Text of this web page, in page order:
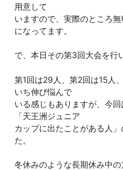
用意して
いますので、実際のところ
になってます。
で、本日その第3回大会を行
第1回は29人、第2回は15人
いち伸び悩んで
いる感じもありますが、今回
「天王洲ジュニア
カップに出たことがある人
た。
冬休みのような長期休み中